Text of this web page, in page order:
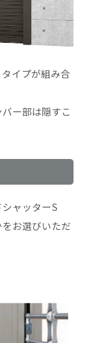
イプが組み合
ー部は隠すこ
ャッターS
お選びいただ